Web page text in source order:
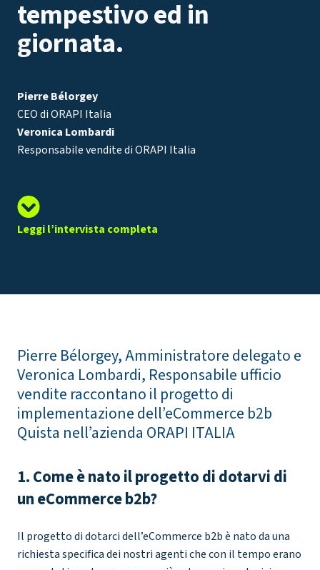
tempestivo ed in
giornata.
Pierre Bélorgey
CEO di ORAPI Italia
Veronica Lombardi
Responsabile vendite di ORAPI Italia
Leggi l’intervista completa
Pierre Bélorgey, Amministratore delegato e
Veronica Lombardi, Responsabile ufficio
vendite raccontano il progetto di
implementazione dell’eCommerce b2b
Quista nell’azienda ORAPI ITALIA
1. Come è nato il progetto di dotarvi di
un eCommerce b2b?
Il progetto di dotarci dell’eCommerce b2b è nato da una
richiesta specifica dei nostri agenti che con il tempo erano